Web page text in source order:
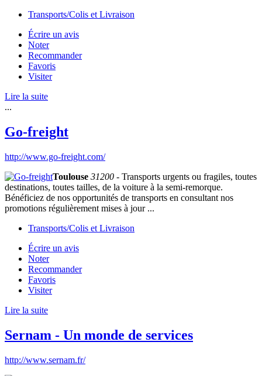
Transports/Colis et Livraison
Écrire un avis
Noter
Recommander
Favoris
Visiter
Lire la suite
...
Go-freight
http://www.go-freight.com/
Toulouse 31200 - Transports urgents ou fragiles, toutes
destinations, toutes tailles, de la voiture à la semi-remorque.
Bénéficiez de nos opportunités de transports en consultant nos
promotions régulièrement mises à jour ...
Transports/Colis et Livraison
Écrire un avis
Noter
Recommander
Favoris
Visiter
Lire la suite
Sernam - Un monde de services
http://www.sernam.fr/